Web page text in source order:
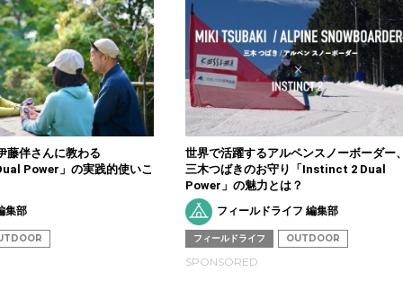
藤伴さんに教わる
Power」の実践的使いこ
集部
世界で活躍するアルペンスノーボーダー
三木つばきのお守り「Instinct 2 Dual
Power」の魅力とは？
フィールドライフ 編集部
フィールドライフ OUTDOOR
SPONSORED